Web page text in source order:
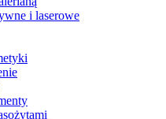
i laserowe